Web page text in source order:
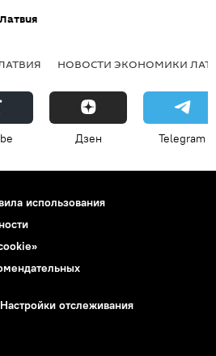
Латвия
НОВОСТИ ЭКОНОМИКИ
Дзен Telegram
использования
Настройки отслеживания